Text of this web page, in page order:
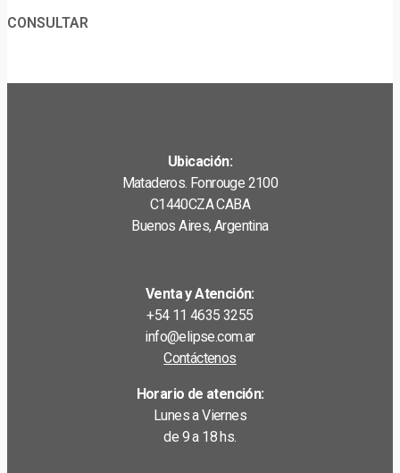
CONSULTAR
Ubicación:
Mataderos. Fonrouge 2100
C1440CZA CABA
Buenos Aires, Argentina
Venta y Atención:
+54 11 4635 3255
info@elipse.com.ar
Contáctenos
Horario de atención:
Lunes a Viernes
de 9 a 18 hs.